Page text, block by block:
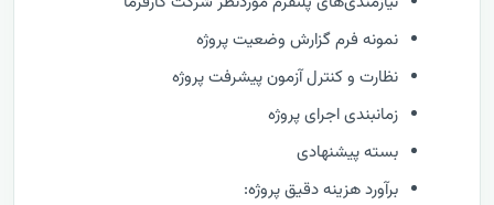
نمونه فرم گزارش وضعيت پروژه
نظارت و كنترل آزمون پیشرفت پروژه
زمانبندی اجرای پروژه
بسته پیشنهادی
برآورد هزینه دقیق پروژه: